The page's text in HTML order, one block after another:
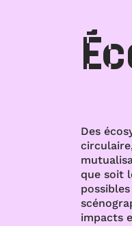
Des
que soit
impacts